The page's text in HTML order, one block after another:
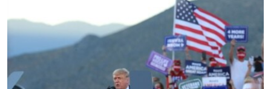
ទំព័រ​
រចនា
សម្ព័ន្ធ​
វិទ្យុ / ផតខាសថ៍
កម្មវិធីទាំងអស់